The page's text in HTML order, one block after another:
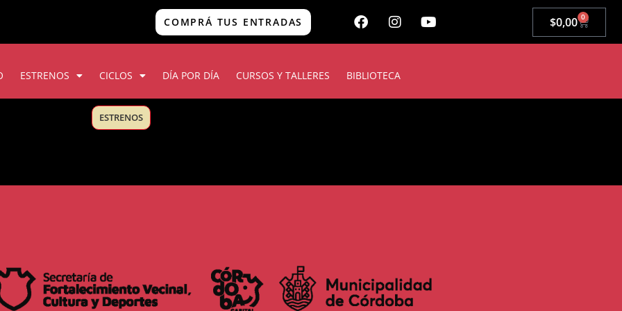
COMPRÁ TUS ENTRADAS $0,00 0
ESTRENOS CICLOS DÍA POR DÍA CURSOS Y TALLERES BIBLIOTECA
ESTRENOS